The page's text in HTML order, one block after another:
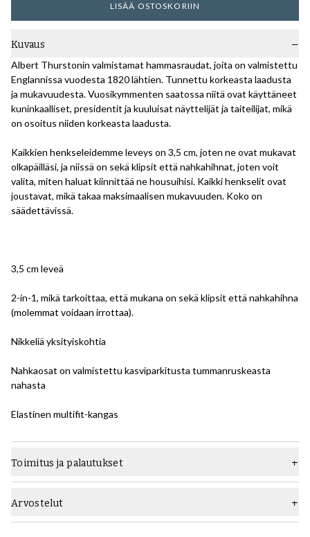
LISÄÄ OSTOSKORIIN
Kuvaus
Albert Thurstonin valmistamat hammasraudat, joita on valmistettu
Englannissa vuodesta 1820 lähtien. Tunnettu korkeasta laadusta
ja mukavuudesta. Vuosikymmenten saatossa niitä ovat käyttäneet
kuninkaalliset, presidentit ja kuuluisat näyttelijät ja taiteilijat, mikä
on osoitus niiden korkeasta laadusta.
Kaikkien henkseleidemme leveys on 3,5 cm, joten ne ovat mukavat
olkapäilläsi, ja niissä on sekä klipsit että nahkahihnat, joten voit
valita, miten haluat kiinnittää ne housuihisi. Kaikki henkselit ovat
joustavat, mikä takaa maksimaalisen mukavuuden. Koko on
säädettävissä.
3,5 cm leveä
2-in-1, mikä tarkoittaa, että mukana on sekä klipsit että nahkahihna
(molemmat voidaan irrottaa).
Nikkeliä yksityiskohtia
Nahkaosat on valmistettu kasviparkitusta tummanruskeasta
nahasta
Elastinen multifit-kangas
Toimitus ja palautukset
Arvostelut